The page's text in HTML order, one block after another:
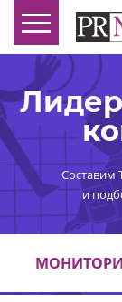
Составим
и